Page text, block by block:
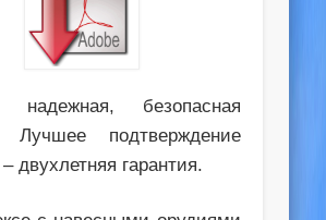
надежная, безопасная
Лучшее подтверждение
– двухлетняя гарантия.